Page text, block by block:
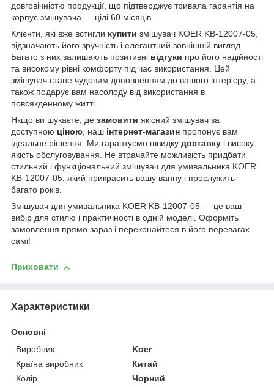
довговічністю продукції, що підтверджує тривала гарантія на
корпус змішувача — цілі 60 місяців.
Клієнти, які вже встигли купити змішувач KOER KB-12007-05,
відзначають його зручність і елегантний зовнішній вигляд.
Багато з них залишають позитивні відгуки про його надійності
та високому рівні комфорту під час використання. Цей
змішувач стане чудовим доповненням до вашого інтер'єру, а
також подарує вам насолоду від використання в
повсякденному житті.
Якщо ви шукаєте, де замовити якісний змішувач за
доступною ціною, наш інтернет-магазин пропонує вам
ідеальне рішення. Ми гарантуємо швидку доставку і високу
якість обслуговування. Не втрачайте можливість придбати
стильний і функціональний змішувач для умивальника KOER
KB-12007-05, який прикрасить вашу ванну і прослужить
багато років.
Змішувач для умивальника KOER KB-12007-05 — це ваш
вибір для стилю і практичності в одній моделі. Оформіть
замовлення прямо зараз і переконайтеся в його перевагах
самі!
Приховати
Характеристики
Основні
Виробник
Koer
Країна виробник
Китай
Колір
Чорний